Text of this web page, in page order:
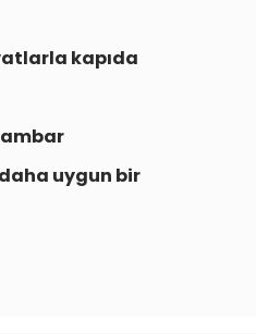
kapıda
ambar
uygun bir